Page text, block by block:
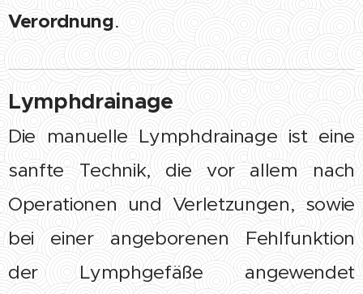
Verordnung.
Lymphdrainage
Die manuelle Lymphdrainage ist eine
sanfte Technik, die vor allem nach
Operationen und Verletzungen, sowie
bei einer angeborenen Fehlfunktion
der Lymphgefäße angewendet